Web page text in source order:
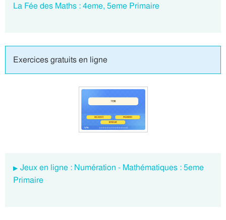
La Fée des Maths : 4eme, 5eme Primaire
Exercices gratuits en ligne
Jeux en ligne : Numération - Mathématiques : 5eme
Primaire